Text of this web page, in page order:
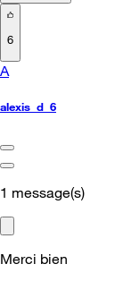
6
A
alexis_d_6
1 message(s)
Merci bien